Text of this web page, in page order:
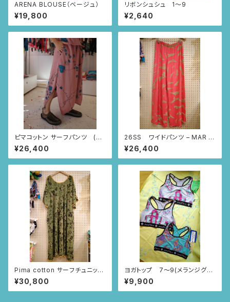
ARENA BLOUSE（ベージュ）
¥19,800
リボンシュシュ 1〜9
¥2,640
ピマコットン サーフパンツ (ス
モーキーピンク/いちごとあり柄)
¥26,400
26SS ワイドパンツ – MAR B
UDDHA (ピンク/コンドル柄)
¥26,400
Pima cotton サーフチュニック
(カーキ・パンジー柄)
¥30,800
ヨガトップ 7〜9(メランジグレ
ー・水色/ポンチパンチ柄)
¥9,900